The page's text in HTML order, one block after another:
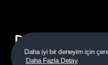
Daha iyi bir deneyim için
Daha Fazla Detay
Diğer Ürünler